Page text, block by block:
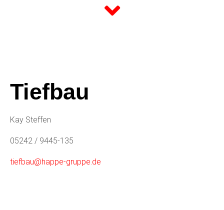
Tiefbau
Kay Steffen
05242 / 9445-135
tiefbau@happe-gruppe.de